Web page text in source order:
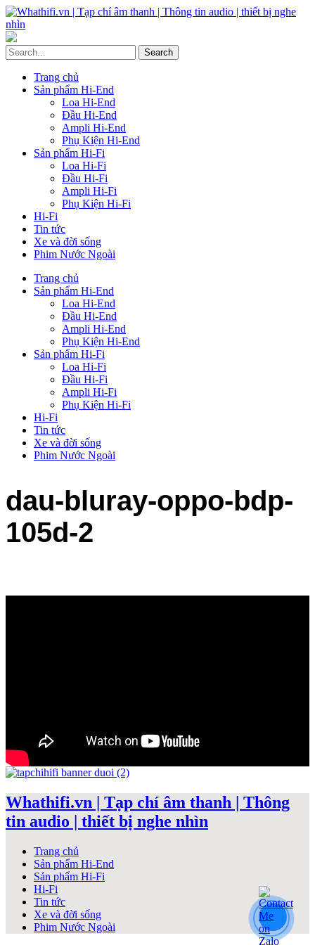
Trang chủ
Sản phẩm Hi-End
Loa Hi-End
Đầu Hi-End
Ampli Hi-End
Phụ Kiện Hi-End
Sản phẩm Hi-Fi
Loa Hi-Fi
Đầu Hi-Fi
Ampli Hi-Fi
Phụ Kiện Hi-Fi
Hi-Fi
Tin tức
Xe và đời sống
Phim Nước Ngoài
Trang chủ
Sản phẩm Hi-End
Loa Hi-End
Đầu Hi-End
Ampli Hi-End
Phụ Kiện Hi-End
Sản phẩm Hi-Fi
Loa Hi-Fi
Đầu Hi-Fi
Ampli Hi-Fi
Phụ Kiện Hi-Fi
Hi-Fi
Tin tức
Xe và đời sống
Phim Nước Ngoài
dau-bluray-oppo-bdp-
105d-2
Whathifi.vn | Tạp chí âm thanh | Thông
tin audio | thiết bị nghe nhìn
Trang chủ
Sản phẩm Hi-End
Sản phẩm Hi-Fi
Hi-Fi
Tin tức
Xe và đời sống
Phim Nước Ngoài